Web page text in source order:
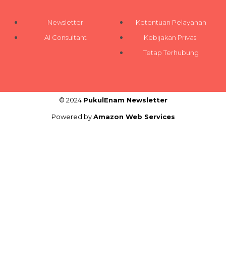
Newsletter
AI Consultant
Ketentuan Pelayanan
Kebijakan Privasi
Tetap Terhubung
© 2024 PukulEnam Newsletter
Powered byAmazon Web Services